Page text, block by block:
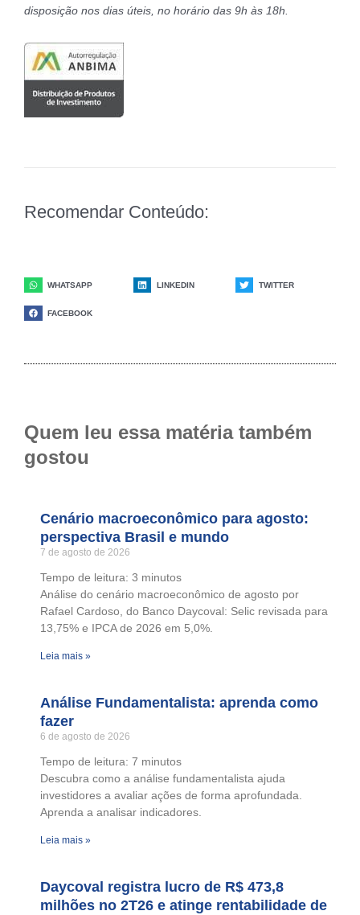
disposição nos dias úteis, no horário das 9h às 18h.
Recomendar Conteúdo:
WHATSAPP LINKEDIN TWITTER
FACEBOOK
Quem leu essa matéria também
gostou
Cenário macroeconômico para agosto:
perspectiva Brasil e mundo
7 de agosto de 2026
Tempo de leitura: 3 minutos
Análise do cenário macroeconômico de agosto por
Rafael Cardoso, do Banco Daycoval: Selic revisada para
13,75% e IPCA de 2026 em 5,0%.
Leia mais »
Análise Fundamentalista: aprenda como
fazer
6 de agosto de 2026
Tempo de leitura: 7 minutos
Descubra como a análise fundamentalista ajuda
investidores a avaliar ações de forma aprofundada.
Aprenda a analisar indicadores.
Leia mais »
Daycoval registra lucro de R$ 473,8
milhões no 2T26 e atinge rentabilidade de